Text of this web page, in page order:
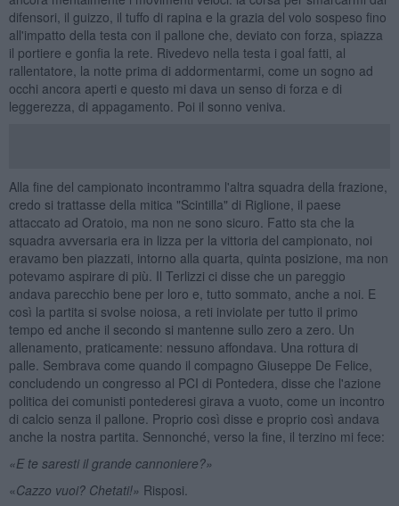
difensori, il guizzo, il tuffo di rapina e la grazia del volo sospeso fino
all'impatto della testa con il pallone che, deviato con forza, spiazza
il portiere e gonfia la rete. Rivedevo nella testa i goal fatti, al
rallentatore, la notte prima di addormentarmi, come un sogno ad
occhi ancora aperti e questo mi dava un senso di forza e di
leggerezza, di appagamento. Poi il sonno veniva.
Alla fine del campionato incontrammo l'altra squadra della frazione,
credo si trattasse della mitica "Scintilla" di Riglione, il paese
attaccato ad Oratoio, ma non ne sono sicuro. Fatto sta che la
squadra avversaria era in lizza per la vittoria del campionato, noi
eravamo ben piazzati, intorno alla quarta, quinta posizione, ma non
potevamo aspirare di più. Il Terlizzi ci disse che un pareggio
andava parecchio bene per loro e, tutto sommato, anche a noi. E
così la partita si svolse noiosa, a reti inviolate per tutto il primo
tempo ed anche il secondo si mantenne sullo zero a zero. Un
allenamento, praticamente: nessuno affondava. Una rottura di
palle. Sembrava come quando il compagno Giuseppe De Felice,
concludendo un congresso al PCI di Pontedera, disse che l'azione
politica dei comunisti pontederesi girava a vuoto, come un incontro
di calcio senza il pallone. Proprio così disse e proprio così andava
anche la nostra partita. Sennonché, verso la fine, il terzino mi fece:
«E te saresti il grande cannoniere?»
«Cazzo vuoi? Chetati!» Risposi.